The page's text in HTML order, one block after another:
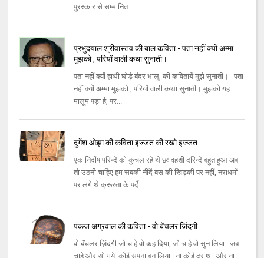
पुरस्‍कार से सम्‍मानित ...
प्रभुदयाल श्रीवास्तव की बाल कविता - पता नहीं क्यों अम्मा
मुझको , परियों वाली कथा सुनाती।
पता नहीं क्यों हाथी घोड़े बंदर भालू, की कवितायें मुझे सुनाती। पता
नहीं क्यों अम्मा मुझको , परियों वाली कथा सुनाती। मुझको य‌ह
मालूम पड़ा है, पर...
दुर्गेश ओझा की कविता इज्जत की रखो इज्जत
एक निर्दोष परिन्दे को कुचल रहे थे छः वहशी दरिन्दे बहुत हुआ अब
तो उठनी चाहिए हम सबकी नींदें बस की खिड़की पर नहीं, नराधमों
पर लगे थे क्रूरता के पर्दे ...
पंकज अग्रवाल की कविता - वो बॅचलर जिंदगी
वो बॅचलर ज़िंदगी जो चाहे वो कह दिया, जो चाहे वो सुन लिया…जब
चाहे और सो गये, कोई सपना बुन लिया...ना कोई दर था, और ना